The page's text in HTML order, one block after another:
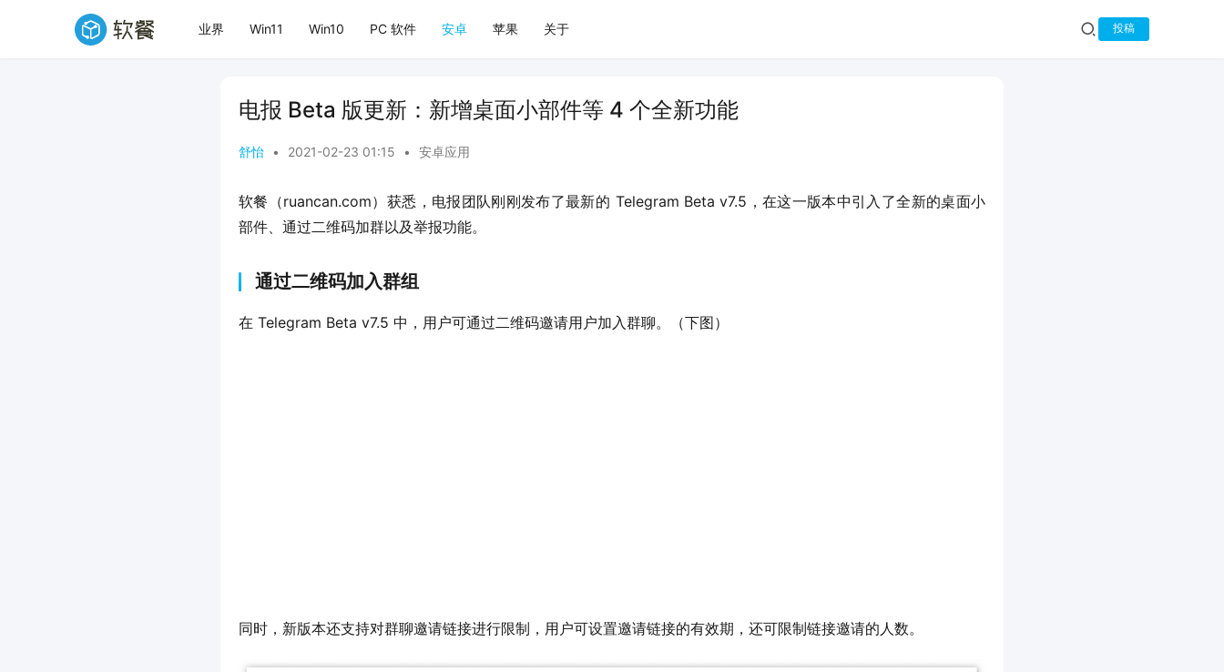
业界 Win11 Win10 PC 软件 安卓 苹果 关于 投稿
电报 Beta 版更新：新增桌面小部件等 4 个全新功能
舒怡 • 2021-02-23 01:15 • 安卓应用
软餐（ruancan.com）获悉，电报团队刚刚发布了最新的 Telegram Beta v7.5，在这一版本中引入了全新的桌面小
部件、通过二维码加群以及举报功能。
通过二维码加入群组
在 Telegram Beta v7.5 中，用户可通过二维码邀请用户加入群聊。（下图）
同时，新版本还支持对群聊邀请链接进行限制，用户可设置邀请链接的有效期，还可限制链接邀请的人数。